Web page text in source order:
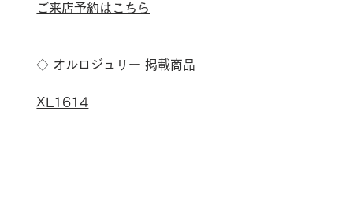
ご来店予約はこちら
◇ オルロジュリー 掲載商品
XL1614